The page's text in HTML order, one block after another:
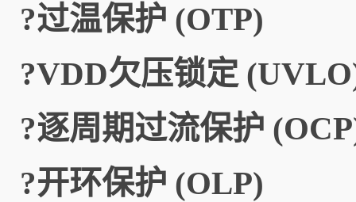
?过温保护 (OTP)
?VDD欠压锁定
?逐周期过流保护
?开环保护 (OLP)